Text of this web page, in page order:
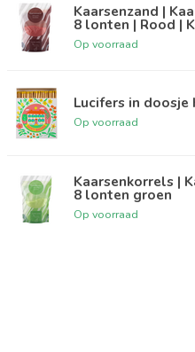
Kaarsenzand |
8 lonten | Rood |
Op voorraad
Lucifers in doosje
Op voorraad
Kaarsenkorrels |
8 lonten groen
Op voorraad